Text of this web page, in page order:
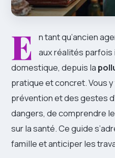
E
n tant qu’ancien
aux réalités
domestique, depuis la
pratique et concret. Vous
prévention et des gestes d’
dangers, de comprendre
sur la santé. Ce guide
famille et anticiper les